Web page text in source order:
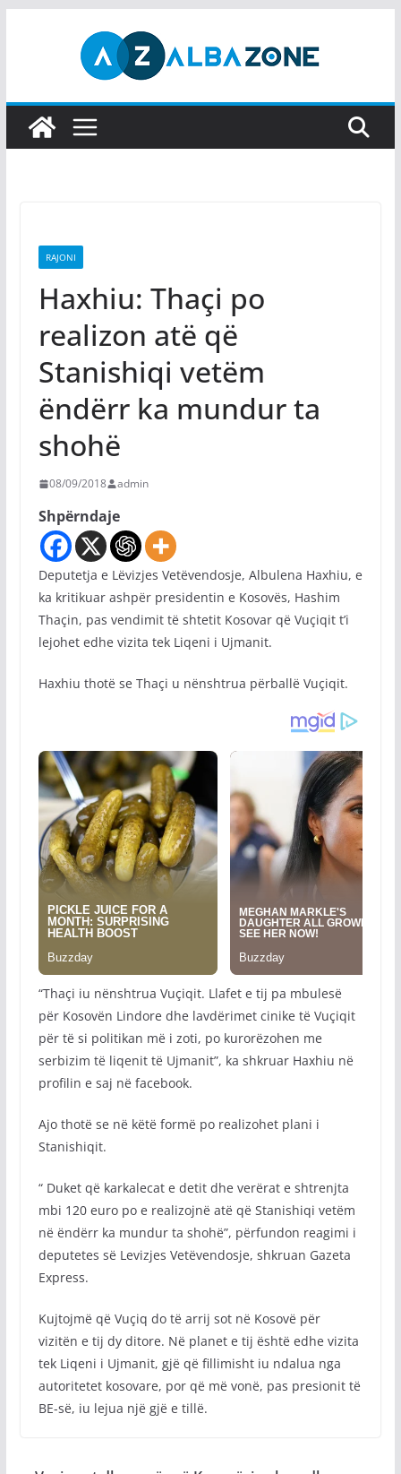
RAJONI
Haxhiu: Thaçi po
realizon atë që
Stanishiqi vetëm
ëndërr ka mundur ta
shohë
08/09/2018 admin
Shpërndaje
Deputetja e Lëvizjes Vetëvendosje, Albulena Haxhiu, e
ka kritikuar ashpër presidentin e Kosovës, Hashim
Thaçin, pas vendimit të shtetit Kosovar që Vuçiqit t’i
lejohet edhe vizita tek Liqeni i Ujmanit.
Haxhiu thotë se Thaçi u nënshtrua përballë Vuçiqit.
“Thaçi iu nënshtrua Vuçiqit. Llafet e tij pa mbulesë
për Kosovën Lindore dhe lavdërimet cinike të Vuçiqit
për të si politikan më i zoti, po kurorëzohen me
serbizim të liqenit të Ujmanit”, ka shkruar Haxhiu në
profilin e saj në facebook.
Ajo thotë se në këtë formë po realizohet plani i
Stanishiqit.
“ Duket që karkalecat e detit dhe verërat e shtrenjta
mbi 120 euro po e realizojnë atë që Stanishiqi vetëm
në ëndërr ka mundur ta shohë”, përfundon reagimi i
deputetes së Levizjes Vetëvendosje, shkruan Gazeta
Express.
Kujtojmë që Vuçiq do të arrij sot në Kosovë për
vizitën e tij dy ditore. Në planet e tij është edhe vizita
tek Liqeni i Ujmanit, gjë që fillimisht iu ndalua nga
autoritetet kosovare, por që më vonë, pas presionit të
BE-së, iu lejua një gjë e tillë.